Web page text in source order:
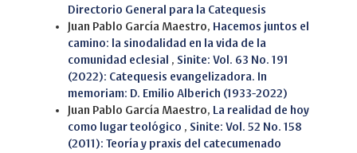
Directorio General para la Catequesis
Juan Pablo García Maestro, Hacemos juntos el
camino: la sinodalidad en la vida de la
comunidad eclesial , Sinite: Vol. 63 No. 191
(2022): Catequesis evangelizadora. In
memoriam: D. Emilio Alberich (1933-2022)
Juan Pablo García Maestro, La realidad de hoy
como lugar teológico , Sinite: Vol. 52 No. 158
(2011): Teoría y praxis del catecumenado